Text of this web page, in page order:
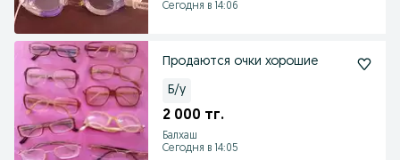
Сегодня в 14:06
Продаются очки хорошие
Б/у
2 000 тг.
Балхаш
Сегодня в 14:05